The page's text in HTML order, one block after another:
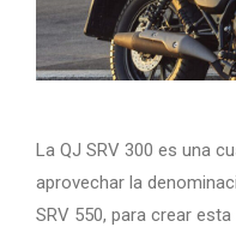
La QJ SRV 300 es una
aprovechar la
SRV 550, para crear